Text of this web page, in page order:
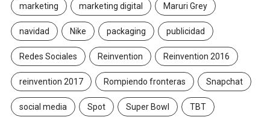
marketing marketing digital Maruri Grey
navidad Nike packaging publicidad
Redes Sociales Reinvention Reinvention 2016
reinvention 2017 Rompiendo fronteras Snapchat
social media Spot Super Bowl TBT